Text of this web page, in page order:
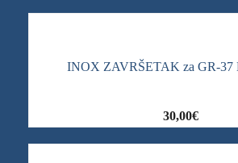
INOX ZAVRŠETAK za GR-37
30,00€